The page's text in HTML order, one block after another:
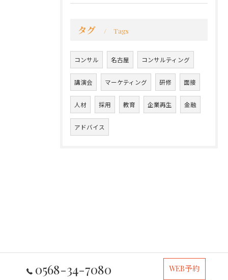
タグ Tags
コンサル 名古屋 コンサルティング
講演会 マーケティング 研修 面接
人材 採用 教育 企業再生 金融
アドバイス
0568-34-7080 WEB予約